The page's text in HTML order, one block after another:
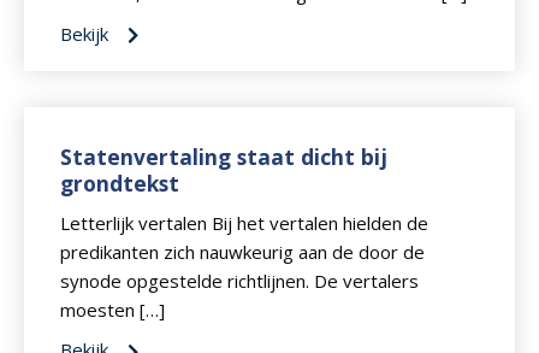
Bekijk
Statenvertaling staat dicht bij
grondtekst
Letterlijk vertalen Bij het vertalen hielden de
predikanten zich nauwkeurig aan de door de
synode opgestelde richtlijnen. De vertalers
moesten […]